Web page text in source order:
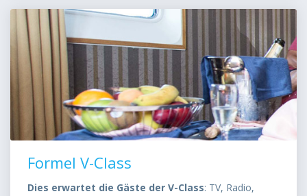
Formel V-Class
Dies erwartet die Gäste der V-Class: TV, Radio,